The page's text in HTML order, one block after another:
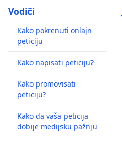
Vodiči
Kako pokrenuti onlajn
peticiju
Kako napisati peticiju?
Kako promovisati
peticiju?
Kako da vaša peticija
dobije medijsku pažnju